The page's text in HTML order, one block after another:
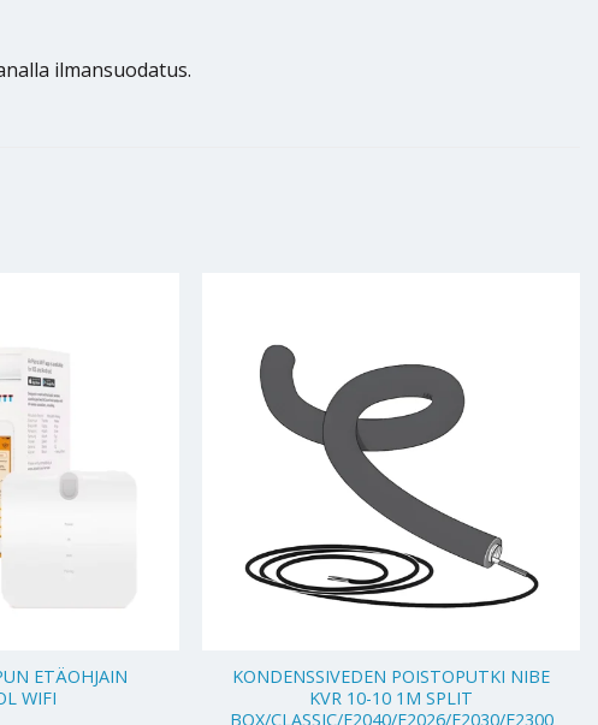
ilmansuodatus.
ETÄOHJAIN
WIFI
KONDENSSIVEDEN POISTOPUTKI NIBE
KVR 10-10 1M SPLIT
BOX/CLASSIC/F2040/F2026/F2030/F2300